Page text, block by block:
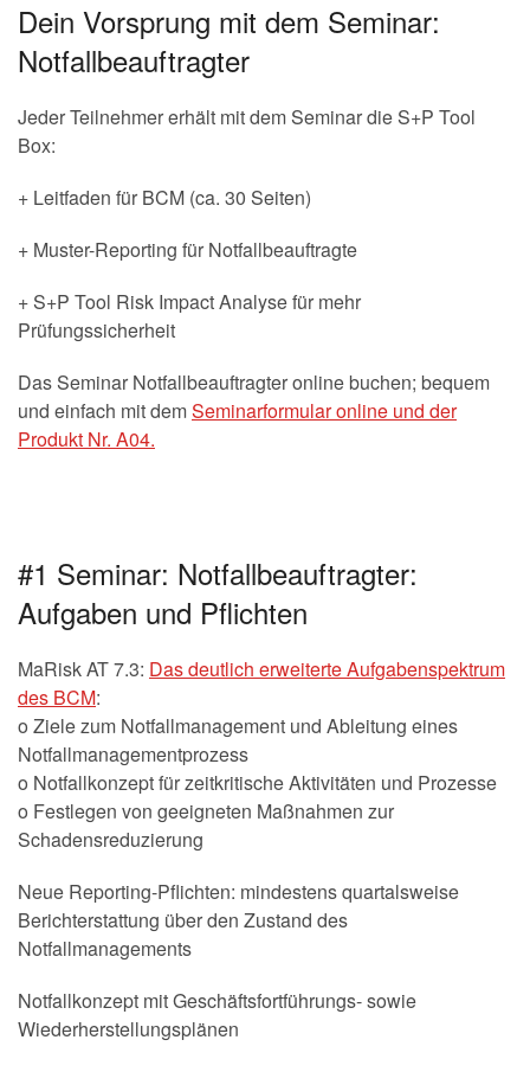
Dein Vorsprung mit dem Seminar:
Notfallbeauftragter
Jeder Teilnehmer erhält mit dem Seminar die S+P Tool
Box:
+ Leitfaden für BCM (ca. 30 Seiten)
+ Muster-Reporting für Notfallbeauftragte
+ S+P Tool Risk Impact Analyse für mehr
Prüfungssicherheit
Das Seminar Notfallbeauftragter online buchen; bequem
und einfach mit demSeminarformular online und der
Produkt Nr. A04.
#1 Seminar: Notfallbeauftragter:
Aufgaben und Pflichten
MaRisk AT 7.3: Das deutlich erweiterte Aufgabenspektrum
des BCM:
o Ziele zum Notfallmanagement und Ableitung eines
Notfallmanagementprozess
o Notfallkonzept für zeitkritische Aktivitäten und Prozesse
o Festlegen von geeigneten Maßnahmen zur
Schadensreduzierung
Neue Reporting-Pflichten: mindestens quartalsweise
Berichterstattung über den Zustand des
Notfallmanagements
Notfallkonzept mit Geschäftsfortführungs- sowie
Wiederherstellungsplänen